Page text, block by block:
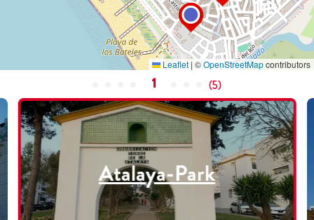
Leaflet | ©OpenStreetMapcontributors
1 (5)
Atalaya-Park